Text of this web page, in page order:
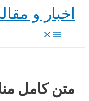
پرش
محتوااخبار و
Main
Menu
متن کامل